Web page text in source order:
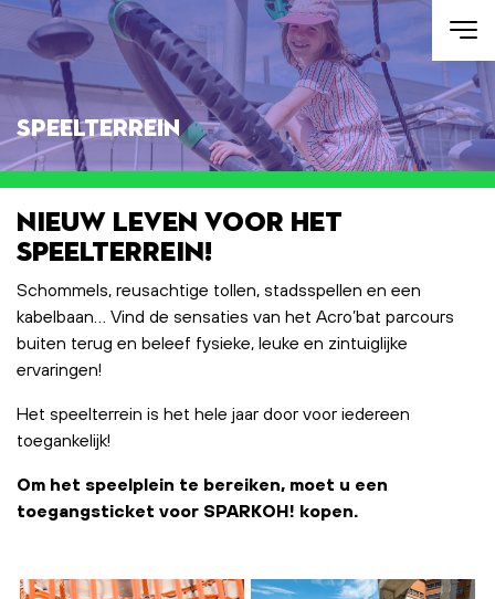
Skip to main content
Speelterrein
Nieuw leven voor het
speelterrein!
Schommels, reusachtige tollen, stadsspellen en een
kabelbaan… Vind de sensaties van het Acro’bat parcours
buiten terug en beleef fysieke, leuke en zintuiglijke
ervaringen!
Het speelterrein is het hele jaar door voor iedereen
toegankelijk!
Om het speelplein te bereiken, moet u een
toegangsticket voor SPARKOH! kopen.